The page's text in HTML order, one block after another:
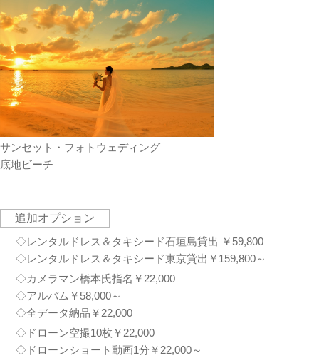
サンセット・フォトウェディング
底地ビーチ
追加オプション
◇レンタルドレス＆タキシード石垣島貸出 ￥59,800
◇レンタルドレス＆タキシード東京貸出￥159,800～
◇カメラマン橋本氏指名￥22,000
◇アルバム￥58,000～
◇全データ納品￥22,000
◇ドローン空撮10枚￥22,000
◇ドローンショート動画1分￥22,000～